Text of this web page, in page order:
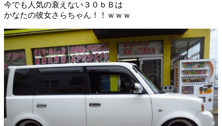
今でも人気の衰えない３０ｂＢは
かなたの彼女さらちゃん！！ｗｗｗ